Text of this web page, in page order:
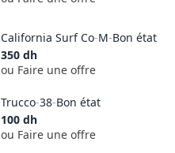
California Surf Co-M-Bon état
350 dh
ou Faire une offre
Trucco-38-Bon état
100 dh
ou Faire une offre